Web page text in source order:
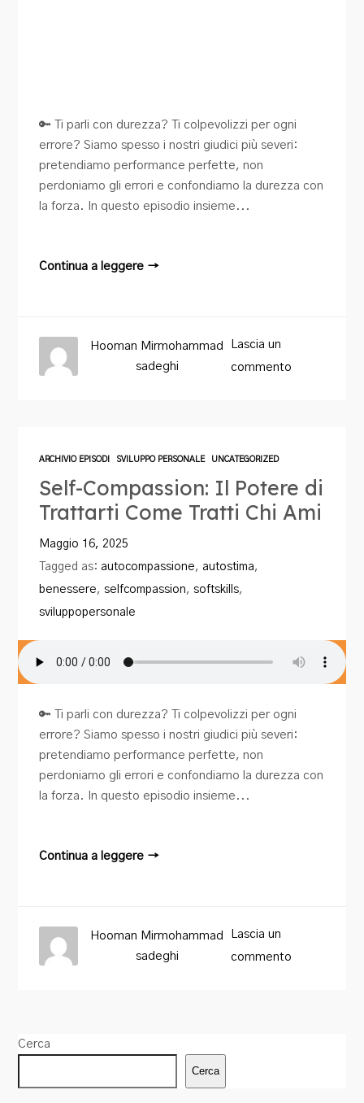
🔑 Ti parli con durezza? Ti colpevolizzi per ogni
errore? Siamo spesso i nostri giudici più severi:
pretendiamo performance perfette, non
perdoniamo gli errori e confondiamo la durezza con
la forza. In questo episodio insieme...
Continua a leggere →
Lascia un
commento
Hooman Mirmohammad
sadeghi
ARCHIVIO EPISODI SVILUPPO PERSONALE UNCATEGORIZED
Self-Compassion: Il Potere di
Trattarti Come Tratti Chi Ami
Maggio 16, 2025
Tagged as: autocompassione, autostima,
benessere,selfcompassion,softskills,
sviluppopersonale
🔑 Ti parli con durezza? Ti colpevolizzi per ogni
errore? Siamo spesso i nostri giudici più severi:
pretendiamo performance perfette, non
perdoniamo gli errori e confondiamo la durezza con
la forza. In questo episodio insieme...
Continua a leggere →
Lascia un
commento
Hooman Mirmohammad
sadeghi
Cerca
Cerca